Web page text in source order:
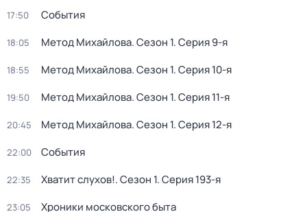
17:50 События
18:05 Метод Михайлова. Сезон 1. Серия 9-я
18:55 Метод Михайлова. Сезон 1. Серия 10-я
19:50 Метод Михайлова. Сезон 1. Серия 11-я
20:45 Метод Михайлова. Сезон 1. Серия 12-я
22:00 События
22:35 Хватит слухов!. Сезон 1. Серия 193-я
23:05 Хроники московского быта